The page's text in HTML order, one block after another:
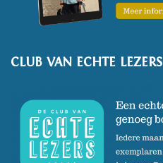
CLUB VAN ECHTE LEZERS